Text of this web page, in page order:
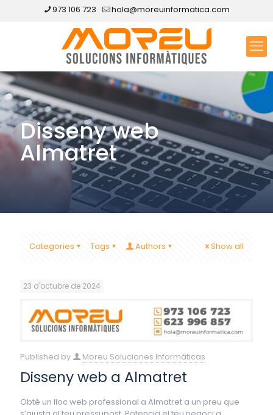
973 106 723 hola@moreuinformatica.com
Disseny web
Almatret
Categories Tags Authors Show all
23 d'octubre de 2024
Published by Moreu Soluciones Informáticas
Disseny web a Almatret
Obté un lloc web professional a Almatret a un preu que